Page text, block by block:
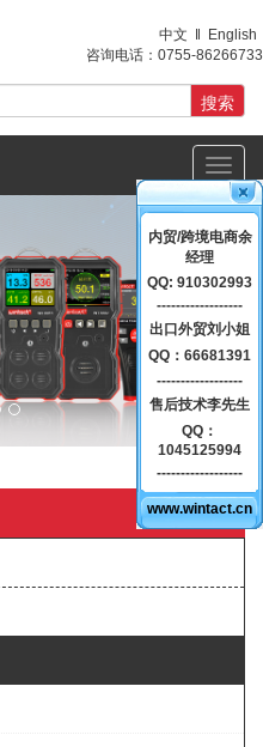
中文
English
咨询电话： 0755-86266733
内贸/跨境电商余
经理
QQ: 910302993
------------------
出口外贸刘小姐
QQ：66681391
------------------
售后技术李先生
QQ：
1045125994
------------------
www.wintact.cn